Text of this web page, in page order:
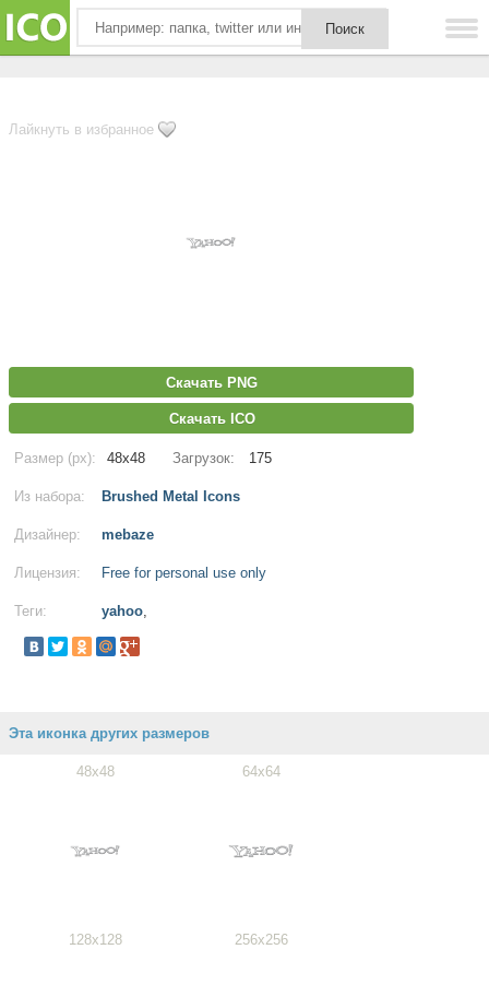
Лайкнуть в избранное
Скачать PNG
Скачать ICO
Размер (px): 48x48 Загрузок: 175
Из набора: Brushed Metal Icons
Дизайнер: mebaze
Лицензия: Free for personal use only
Теги: yahoo,
Эта иконка других размеров
48x48 64x64
128x128 256x256